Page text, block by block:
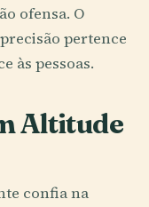
ofensa. O
pertence
às pessoas.
Altitude
confia na